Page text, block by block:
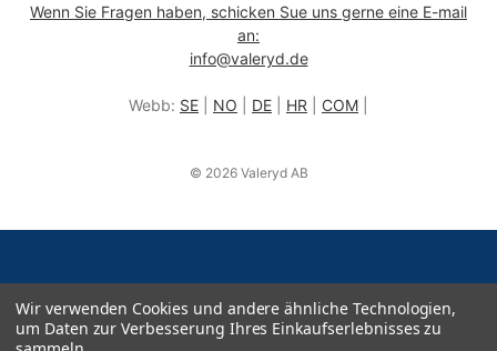
Wenn Sie Fragen haben, schicken Sue uns gerne eine E-mail
an:
info@valeryd.de
Webb: SE NO DE HR COM
© 2026 Valeryd AB
Wir verwenden Cookies und andere ähnliche Technologien,
um Daten zur Verbesserung Ihres Einkaufserlebnisses zu